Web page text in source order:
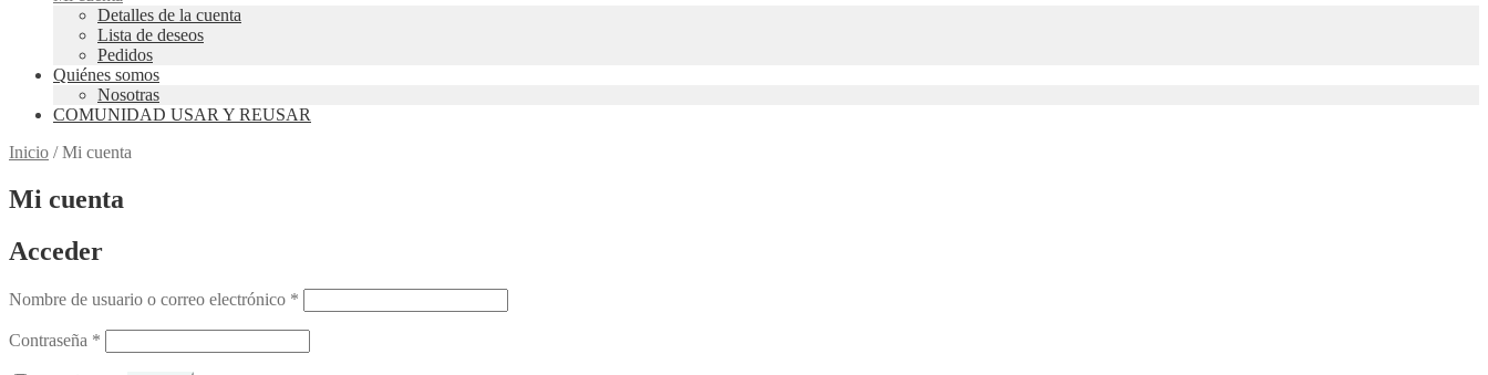
Detalles de la cuenta
Lista de deseos
Pedidos
Quiénes somos
Nosotras
COMUNIDAD USAR Y REUSAR
Inicio /Mi cuenta
Mi cuenta
Acceder
Nombre de usuario o correo electrónico *
Contraseña *